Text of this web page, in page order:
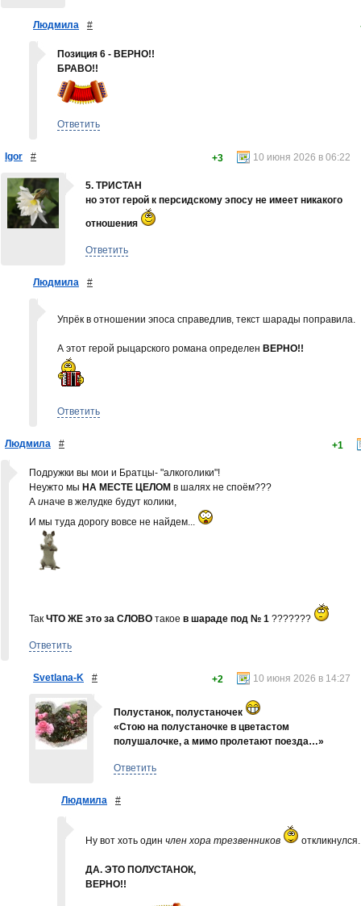
Людмила #
Позиция 6 - ВЕРНО!!
БРАВО!!
Ответить
Igor # 10 июня 2026 в 06:22
+3
5. ТРИСТАН
но этот герой к персидскому эпосу не имеет никакого
отношения
Ответить
Людмила #
Упрёк в отношении эпоса справедлив, текст шарады поправила.
А этот герой рыцарского романа определен ВЕРНО!!
Ответить
Людмила # +1
Подружки вы мои и Братцы- "алкоголики"!
Неужто мы НА МЕСТЕ ЦЕЛОМ в шалях не споём???
А иначе в желудке будут колики,
И мы туда дорогу вовсе не найдем...
Так ЧТО ЖЕ это за СЛОВО такое в шараде под № 1 ???????
Ответить
Svetlana-K # 10 июня 2026 в 14:27
+2
Полустанок, полустаночек
«Стою на полустаночке в цветастом
полушалочке, а мимо пролетают поезда…»
Ответить
Людмила #
Ну вот хоть один член хора трезвенников
ДА. ЭТО ПОЛУСТАНОК,
ВЕРНО!!